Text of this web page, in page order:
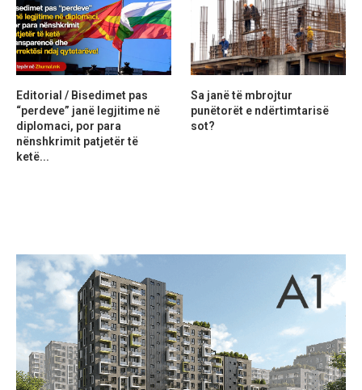
Editorial / Bisedimet pas
“perdeve” janë legjitime në
diplomaci, por para
nënshkrimit patjetër të
ketë...
Sa janë të mbrojtur
punëtorët e ndërtimtarisë
sot?